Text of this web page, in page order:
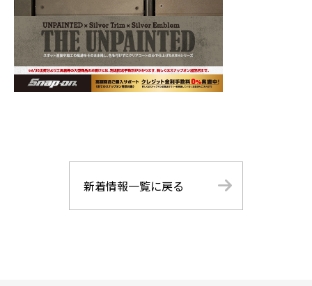
新着情報一覧に戻る